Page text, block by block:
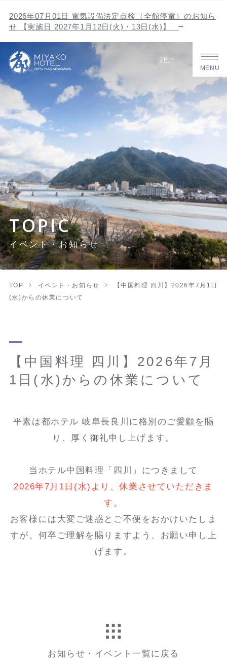
JP
MENU
TOPIC
イベント・お知らせ
2026年07月01日 電気設備法定点検（全館停電）のお知ら
せ 【実施日 2027年1月12日(火)・13日(水)】
TOP イベント・お知らせ
【中国料理 四川】2026年7月1日
(水)からの休業について
【中国料理 四川】2026年7月
1日(水)からの休業について
平素は都ホテル 岐阜長良川に格別のご愛顧を賜
り、厚く御礼申し上げます。
当ホテル中国料理「四川」につきまして
2026年7月1日(水)より、休業させていただきま
す。
お客様には大変ご迷惑とご不便をおかけいたしま
すが、何卒ご理解を賜りますよう、お願い申し上
げます。
お知らせ・イベント一覧に戻る